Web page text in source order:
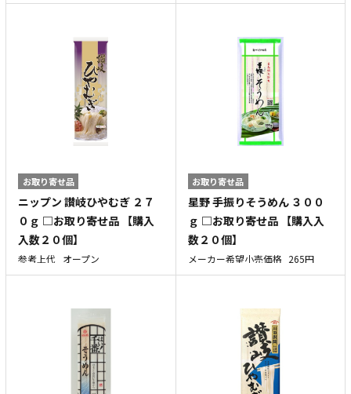
お取り寄せ品
ニップン 讃岐ひやむぎ ２７
０ｇ □お取り寄せ品 【購入
入数２０個】
参考上代 オープン
お取り寄せ品
星野 手振りそうめん ３００
ｇ □お取り寄せ品 【購入入
数２０個】
メーカー希望小売価格 265円